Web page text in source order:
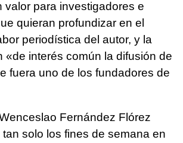
valor para investigadores e
quieran profundizar en el
periodística del autor, y la
«de interés común la difusión de
fuera uno de los fundadores de
Fernández Flórez
solo los fines de semana en